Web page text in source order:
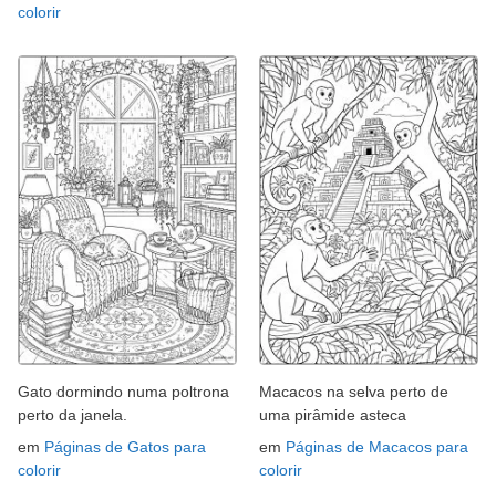
colorir
Gato dormindo numa poltrona
perto da janela.
em Páginas de Gatos para
colorir
Macacos na selva perto de
uma pirâmide asteca
em Páginas de Macacos para
colorir